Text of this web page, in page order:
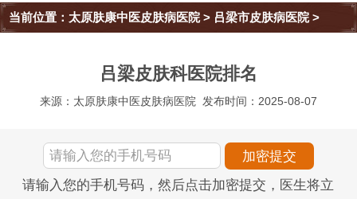
当前位置： 太原肤康中医皮肤病医院> 吕梁市皮肤病医院>
吕梁皮肤科医院排名
来源：太原肤康中医皮肤病医院 发布时间：2025-08-07
请输入您的手机号码，然后点击加密提交，医生将立